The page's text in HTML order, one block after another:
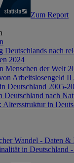
Zum Report
Deutschlands nach
2024
Menschen der Welt
Arbeitslosengeld II
Deutschland 2005-
Deutschland nach
Altersstruktur in
Wandel - Daten &
in Deutschland